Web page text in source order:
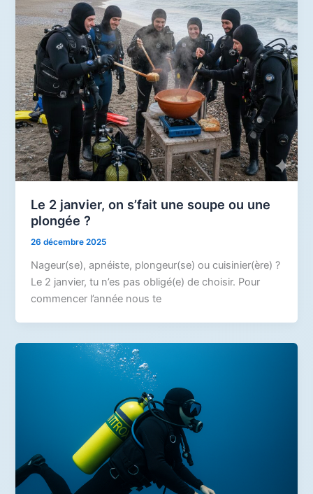
Le 2 janvier, on s’fait une soupe ou une
plongée ?
26 décembre 2025
Nageur(se), apnéiste, plongeur(se) ou cuisinier(ère) ?
Le 2 janvier, tu n’es pas obligé(e) de choisir. Pour
commencer l’année nous te